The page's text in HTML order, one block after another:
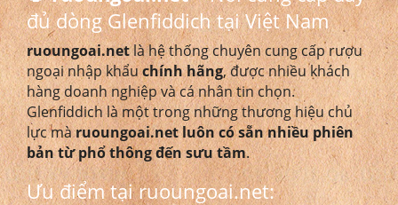
đủ dòng Glenfiddich tại Việt Nam
ruoungoai.netlà hệ thống chuyên cung cấp rượu
ngoại nhập khẩuchính hãng, được nhiều khách
hàng doanh nghiệp và cá nhân tin chọn.
Glenfiddich là một trong những thương hiệu chủ
lực màruoungoai.net luôn có sẵn nhiều phiên
bản từ phổ thông đến sưu tầm.
Ưu điểm tại ruoungoai.net: